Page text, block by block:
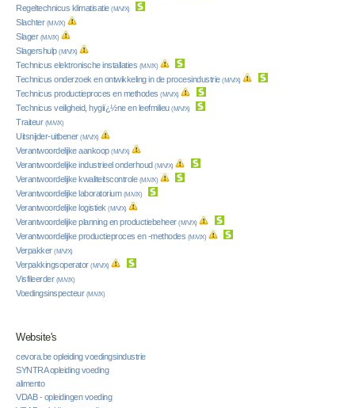
Regeltechnicus klimatisatie (M/V/X)
Slachter (M/V/X)
Slager (M/V/X)
Slagershulp (M/V/X)
Technicus elektronische installaties (M/V/X)
Technicus onderzoek en ontwikkeling in de procesindustrie (M/V/X)
Technicus productieproces en methodes (M/V/X)
Technicus veiligheid, hygiï¿½ne en leefmilieu (M/V/X)
Traiteur (M/V/X)
Uitsnijder-uitbener (M/V/X)
Verantwoordelijke aankoop (M/V/X)
Verantwoordelijke industrieel onderhoud (M/V/X)
Verantwoordelijke kwaliteitscontrole (M/V/X)
Verantwoordelijke laboratorium (M/V/X)
Verantwoordelijke logistiek (M/V/X)
Verantwoordelijke planning en productiebeheer (M/V/X)
Verantwoordelijke productieproces en -methodes (M/V/X)
Verpakker (M/V/X)
Verpakkingsoperator (M/V/X)
Visfileerder (M/V/X)
Voedingsinspecteur (M/V/X)
Website's
cevora.be opleiding voedingsindustrie
SYNTRA opleiding voeding
alimento
VDAB - opleidingen voeding